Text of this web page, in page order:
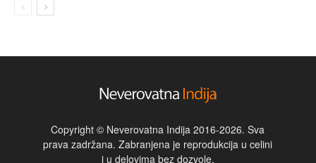
Copyright © Neverovatna Indija 2016-2026. Sva
prava zadržana. Zabranjena je reprodukcija u celini
i u delovima bez dozvole.